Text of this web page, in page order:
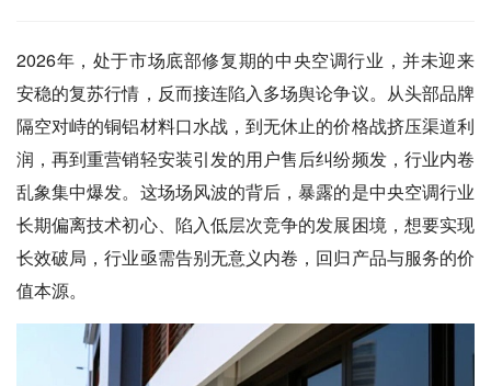
2026年，处于市场底部修复期的中央空调行业，并未迎来
安稳的复苏行情，反而接连陷入多场舆论争议。从头部品牌
隔空对峙的铜铝材料口水战，到无休止的价格战挤压渠道利
润，再到重营销轻安装引发的用户售后纠纷频发，行业内卷
乱象集中爆发。这场场风波的背后，暴露的是中央空调行业
长期偏离技术初心、陷入低层次竞争的发展困境，想要实现
长效破局，行业亟需告别无意义内卷，回归产品与服务的价
值本源。